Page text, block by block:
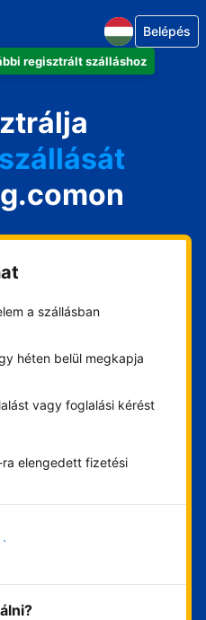
regisztrált szálláshoz
Belépés
a szállásban
héten belül megkapja
vagy foglalási kérést
elengedett fizetési
most